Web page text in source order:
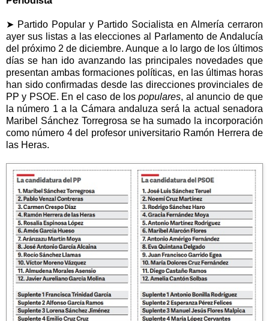
➤ Partido Popular y Partido Socialista en Almería cerraron
ayer sus listas a las elecciones al Parlamento de Andalucía
del próximo 2 de diciembre. Aunque a lo largo de los últimos
días se han ido avanzando las principales novedades que
presentan ambas formaciones políticas, en las últimas horas
han sido confirmadas desde las direcciones provinciales de
PP y PSOE. En el caso de lospopulares, al anuncio de que
la número 1 a la Cámara andaluza será la actual senadora
Maribel Sánchez Torregrosa se ha sumado la incorporación
como número 4 del profesor universitario Ramón Herrera de
las Heras.